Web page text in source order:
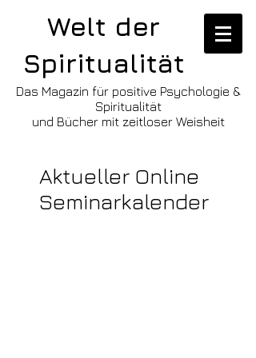
Welt der
Spiritualität
Das Magazin für positive Psychologie &
Spiritualität
und Bücher mit zeitloser Weisheit
Aktueller Online
Seminarkalender